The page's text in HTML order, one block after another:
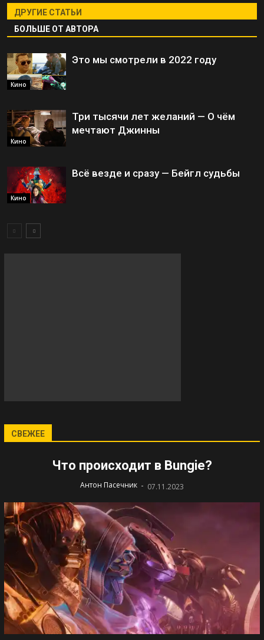
ДРУГИЕ СТАТЬИ
БОЛЬШЕ ОТ АВТОРА
Кино
Это мы смотрели в 2022 году
Кино
Три тысячи лет желаний — О чём
мечтают Джинны
Кино
Всё везде и сразу — Бейгл судьбы
СВЕЖЕЕ
Что происходит в Bungie?
Антон Пасечник - 07.11.2023